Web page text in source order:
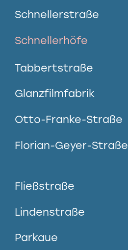
Schnellerstraße
Schnellerhöfe
Tabbertstraße
Glanzfilmfabrik
Otto-Franke-Straße
Florian-Geyer-Straße
Fließstraße
Lindenstraße
Parkaue